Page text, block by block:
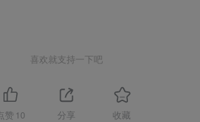
喜欢就支持一下吧
赞 10 分享 收藏